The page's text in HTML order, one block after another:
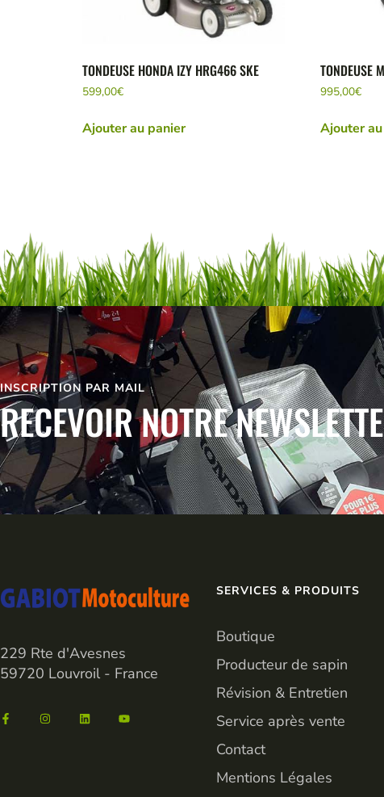
TONDEUSE HONDA IZY HRG466 SKE
599,00€
Ajouter au panier
TONDEUSE
995,00€
Ajouter
INSCRIPTION PAR MAIL
RECEVOIR NOTRE
229 Rte d'Avesnes
59720 Louvroil - France
SERVICES & PRODUITS
Boutique
Producteur de sapin
Révision & Entretien
Service après vente
Contact
Mentions Légales